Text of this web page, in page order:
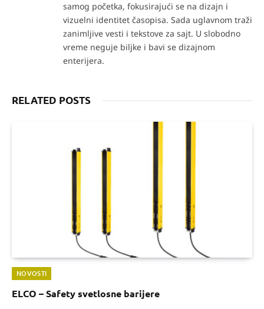
samog početka, fokusirajući se na dizajn i
vizuelni identitet časopisa. Sada uglavnom traži
zanimljive vesti i tekstove za sajt. U slobodno
vreme neguje biljke i bavi se dizajnom
enterijera.
RELATED POSTS
NOVOSTI
ELCO – Safety svetlosne barijere